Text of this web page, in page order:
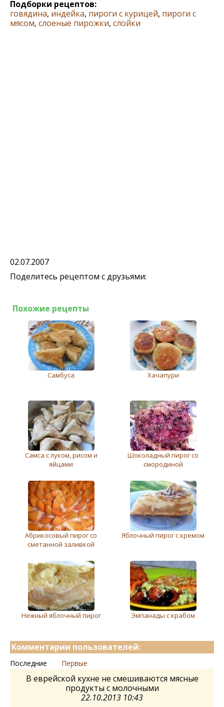
Подборки рецептов:
говядина, индейка, пироги с курицей, пироги с
мясом, слоеные пирожки, слойки
02.07.2007
Поделитесь рецептом с друзьями:
Похожие рецепты
Самбуса Хачапури
Самса с луком, рисом и
яйцами
Шоколадный пирог со
смородиной
Абрикосовый пирог со
сметанной заливкой
Яблочный пирог с кремом
Нежный яблочный пирог Эмпанады с крабом
Комментарии пользователей:
Последние Первые
В еврейской кухне не смешиваются мясные
продукты с молочными
22.10.2013 10:43